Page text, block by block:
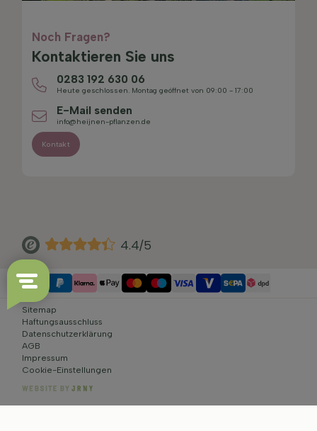
Noch Fragen?
Kontaktieren Sie uns
0283 192 630 06
Heute geschlossen. Montag geöffnet von 09:00 - 17:00
E-Mail senden
info@heijnen-pflanzen.de
Kontakt
4.4/5
Sitemap
Haftungsausschluss
Datenschutzerklärung
AGB
Impressum
Cookie-Einstellungen